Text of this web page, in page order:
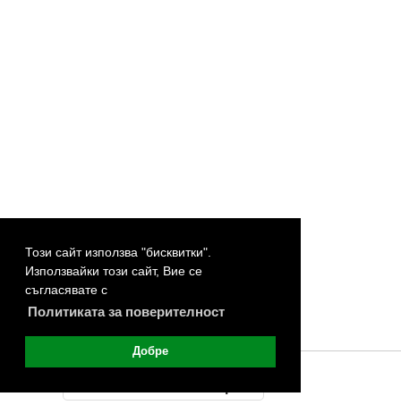
Този сайт използва "бисквитки".
Използвайки този сайт, Вие се
съгласявате с
Политиката за поверителност
Добре